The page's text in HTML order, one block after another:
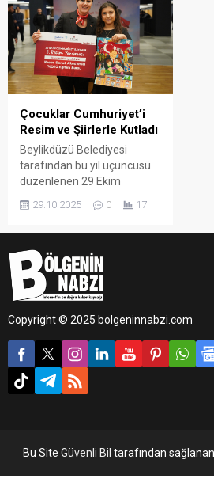
Çocuklar Cumhuriyet’i
Resim ve Şiirlerle Kutladı
Beylikdüzü Belediyesi
tarafından bu yıl üçüncüsü
düzenlenen 29 Ekim
Cumhuriyet Bayramı Resim
ve Şiir Yarışması’nda
29.10.2025 0 17
Copyright © 2025 bolgeninnabzi.com
Bu Site Güvenli Bil tarafından